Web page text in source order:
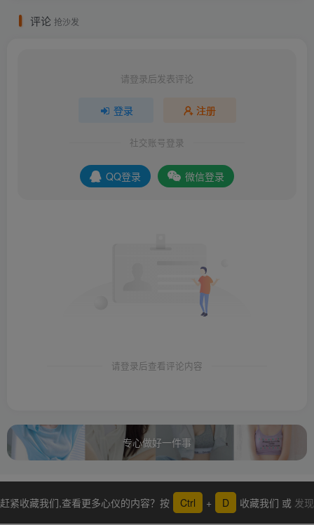
评论 抢沙发
请登录后发表评论
登录 注册
社交账号登录
QQ登录 微信登录
请登录后查看评论内容
专心做好一件事
赶紧收藏我们,查看更多心仪的内容？按 Ctrl + D 收藏我们 或 发现